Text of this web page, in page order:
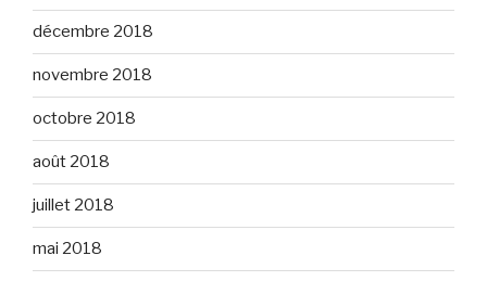
décembre 2018
novembre 2018
octobre 2018
août 2018
juillet 2018
mai 2018